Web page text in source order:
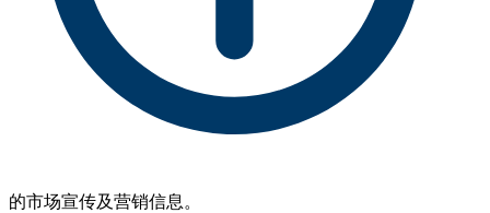
的市场宣传及营销信息。